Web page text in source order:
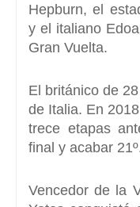
Hepburn, el
y el italiano
Gran Vuelta.
El británico de
de Italia. En
trece etapas
final y acabar
Vencedor de la